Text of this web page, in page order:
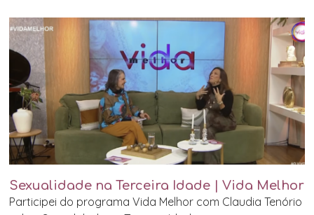
Sexualidade na Terceira Idade | Vida Melhor
Participei do programa Vida Melhor com Claudia Tenório